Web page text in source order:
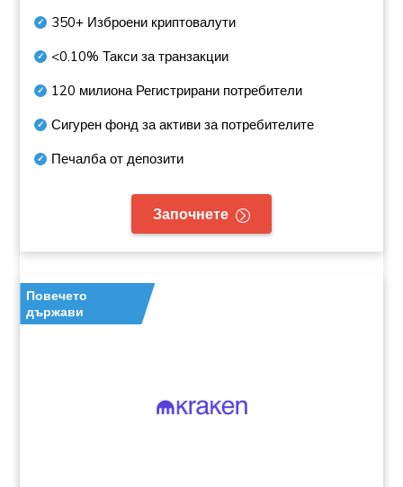
350+ Изброени криптовалути
<0.10% Такси за транзакции
120 милионаРегистрирани потребители
Сигурен фонд за активи за потребителите
Печалба от депозити
Започнете
Повечето
държави